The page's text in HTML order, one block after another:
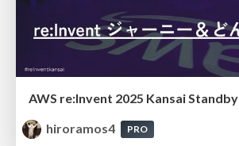
AWS re:Invent 2025 Kansai Standby
hiroramos4
PRO